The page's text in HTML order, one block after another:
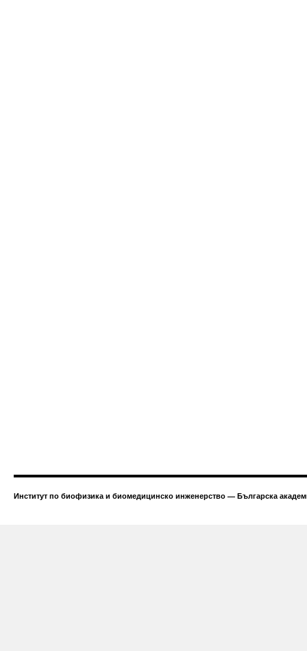
Институт по биофизика и биомедицинско инженерство — Българска